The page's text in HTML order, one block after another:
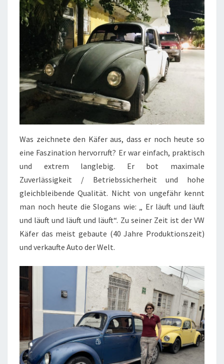
Was zeichnete den Käfer aus, dass er noch heute so
eine Faszination hervorruft? Er war einfach, praktisch
und extrem langlebig. Er bot maximale
Zuverlässigkeit / Betriebssicherheit und hohe
gleichbleibende Qualität. Nicht von ungefähr kennt
man noch heute die Slogans wie: „ Er läuft und läuft
und läuft und läuft und läuft“. Zu seiner Zeit ist der VW
Käfer das meist gebaute (40 Jahre Produktionszeit)
und verkaufte Auto der Welt.